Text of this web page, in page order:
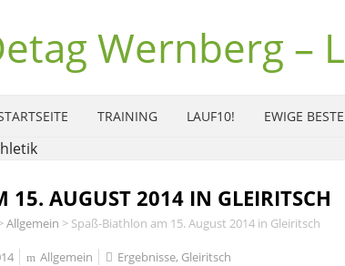
Wernberg –
TRAINING LAUF10! EWIGE
AUGUST 2014 IN GLEIRITSCH
Allgemein > Spaß-Biathlon am 15. August 2014 in Gleiritsch
Allgemein Ergebnisse, Gleiritsch